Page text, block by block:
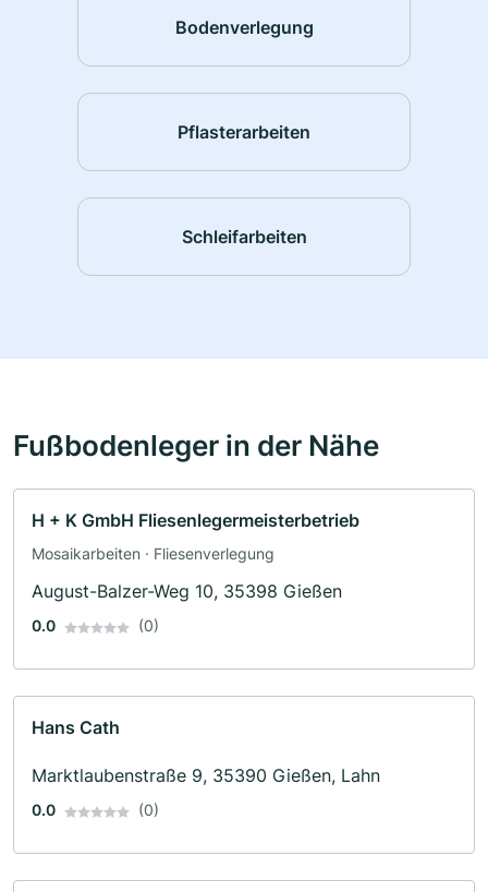
Bodenverlegung
Pflasterarbeiten
Schleifarbeiten
Fußbodenleger in der Nähe
H + K GmbH Fliesenlegermeisterbetrieb
Mosaikarbeiten · Fliesenverlegung
August-Balzer-Weg 10, 35398 Gießen
0.0 (0)
Hans Cath
Marktlaubenstraße 9, 35390 Gießen, Lahn
0.0 (0)